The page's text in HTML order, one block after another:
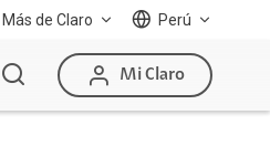
Más de Claro Perú
Mi Claro